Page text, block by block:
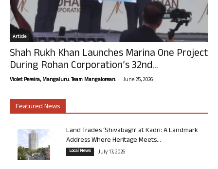
Article
Shah Rukh Khan Launches Marina One Project
During Rohan Corporation’s 32nd...
Violet Pereira, Mangaluru. Team Mangalorean. - June 25, 2026
Featured News
Land Trades ‘Shivabagh’ at Kadri: A Landmark
Address Where Heritage Meets...
Local News July 17, 2026